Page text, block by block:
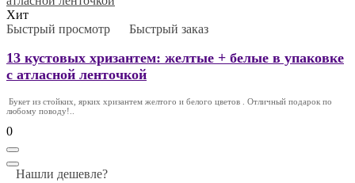
Хит
Быстрый просмотр
Быстрый заказ
13 кустовых хризантем: желтые + белые в упаковке
с атласной ленточкой
Букет из стойких, ярких хризантем желтого и белого цветов . Отличный подарок по
любому поводу!..
0
Нашли дешевле?